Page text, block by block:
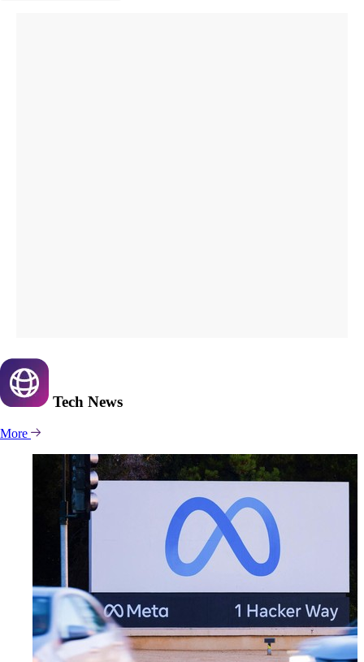
Tech News
More